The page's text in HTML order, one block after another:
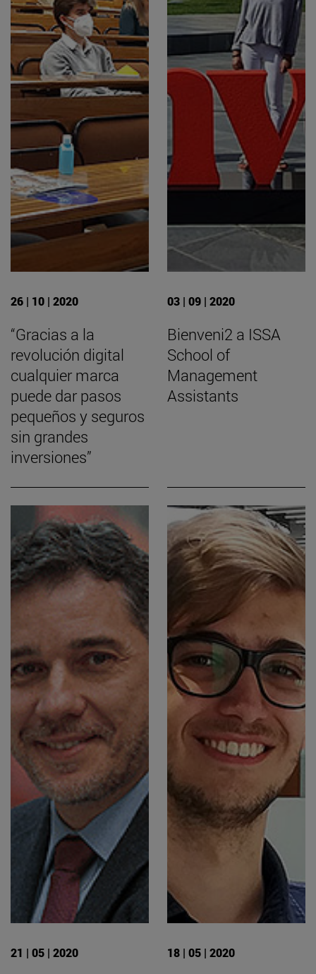
26 | 10 | 2020
“Gracias a la
revolución digital
cualquier marca
puede dar pasos
pequeños y seguros
sin grandes
inversiones”
03 | 09 | 2020
Bienveni2 a ISSA
School of
Management
Assistants
21 | 05 | 2020 18 | 05 | 2020